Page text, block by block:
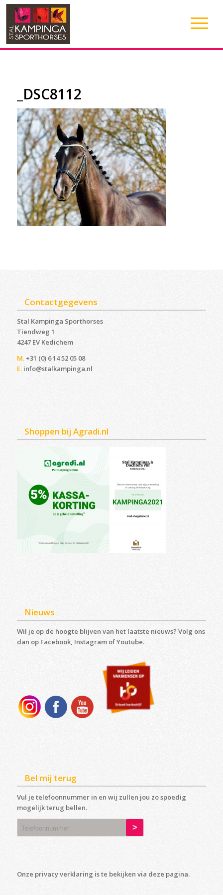
_DSC8112
Contactgegevens
Stal Kampinga Sporthorses
Tiendweg 1
4247 EV Kedichem ‎
M.+31 (0) 6 14 52 05 08
E. info@stalkampinga.nl
Shoppen bij Agradi.nl
Nieuws
Wil je op de hoogte blijven van het laatste nieuws? Volg ons
dan op Facebook, Instagram of Youtube.
Bel mij terug
Vul je telefoonnummer in en wij zullen jou zo spoedig
mogelijk terug bellen.
Onze privacy verklaring is te bekijken via deze pagina.